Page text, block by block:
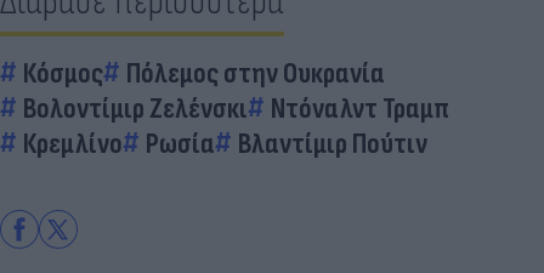
Κόσμος
Πόλεμος στην Ουκρανία
Βολοντίμιρ Ζελένσκι
Ντόναλντ Τραμπ
Κρεμλίνο
Ρωσία Βλαντίμιρ Πούτιν